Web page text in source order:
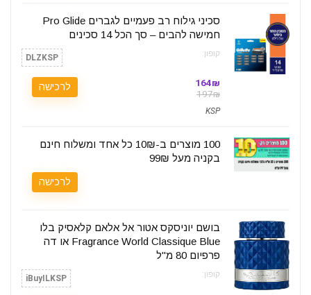
סכיני גילוח רב פעמיים לגברים Pro Glide
חמישה להבים – סך הכל 14 סכינים
קופון: DLZKSP
164₪
197₪
KSP
לרכישה
100 מוצרים ב-10₪ כל אחד ומשלוח חינם
בקניה מעל 99₪
לרכישה
בושם יוניסקס אטור אל אלאם קלאסיק בלו
Fragrance World Classique Blue או דה
פרפיום 80 מ"ל
קופון: iBuyILKSP